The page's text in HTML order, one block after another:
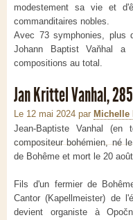
modestement sa vie et
commanditaires nobles.
Avec 73 symphonies, plus
Johann Baptist Vaňhal
compositions au total.
Jan Krittel Vanhal,
Le 12 mai 2024 par Michelle
Jean-Baptiste Vanhal
compositeur bohémien, né
de Bohême et mort le 20
Fils d'un fermier de
Cantor (Kapellmeister) de
devient organiste à